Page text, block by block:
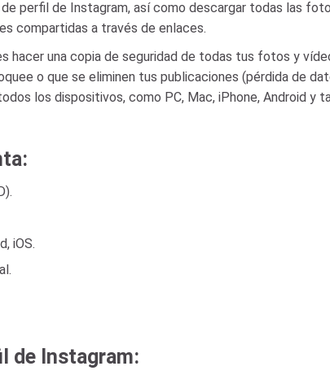
perfil de Instagram, así como descargar todas las
compartidas a través de enlaces.
hacer una copia de seguridad de todas tus fotos y
o que se eliminen tus publicaciones (pérdida de
los dispositivos, como PC, Mac, iPhone, Android y
iOS.
de Instagram: